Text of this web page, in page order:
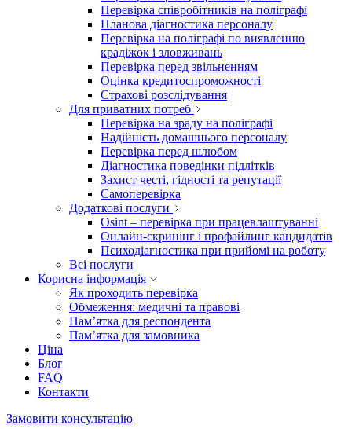
Перевірка співробітників на поліграфі
Планова діагностика персоналу
Перевірка на поліграфі по виявленню
крадіжок і зловживань
Перевірка перед звільненням
Оцінка кредитоспроможності
Страхові розслідування
Для приватних потреб
Перевірка на зраду на поліграфі
Надійність домашнього персоналу
Перевірка перед шлюбом
Діагностика поведінки підлітків
Захист честі, гідності та репутації
Самоперевірка
Додаткові послуги
Osint – перевірка при працевлаштуванні
Онлайн-скринінг і профайлинг кандидатів
Психодіагностика при прийомі на роботу
Всі послуги
Корисна інформація
Як проходить перевірка
Обмеження: медичні та правові
Пам’ятка для респондента
Пам’ятка для замовника
Ціна
Блог
FAQ
Контакти
Замовити консультацію